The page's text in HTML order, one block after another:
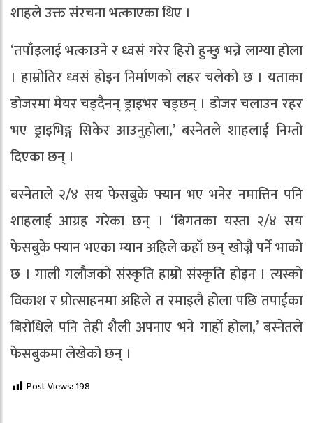
शाहले उक्त संरचना भत्काएका थिए ।
‘तपाँइलाई भत्काउने र ध्वसं गरेर हिरो हुन्छु भन्ने लाग्या होला
। हाम्रोतिर ध्वसं होइन निर्माणको लहर चलेको छ । यताका
डोजरमा मेयर चड्दैनन् ड्राइभर चड्छन् । डोजर चलाउन रहर
भए ड्राइभिङ्ग सिकेर आउनुहोला,’ बस्नेतले शाहलाई निम्तो
दिएका छन् ।
बस्नेताले २/४ सय फेसबुके फ्यान भए भनेर नमात्तिन पनि
शाहलाई आग्रह गरेका छन् । ‘बिगतका यस्ता २/४ सय
फेसबुके फ्यान भएका म्यान अहिले कहाँ छन् खोज्नै पर्ने भाको
छ । गाली गलौजको संस्कृति हाम्रो संस्कृति होइन । त्यस्को
विकाश र प्रोत्साहनमा अहिले त रमाइलै होला पछि तपाईका
बिरोधिले पनि तेही शैली अपनाए भने गार्हो होला,’ बस्नेतले
फेसबुकमा लेखेको छन् ।
Post Views: 198